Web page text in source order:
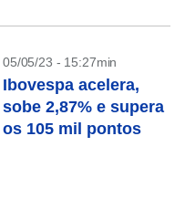
05/05/23 - 15:27min
Ibovespa acelera,
sobe 2,87% e supera
os 105 mil pontos